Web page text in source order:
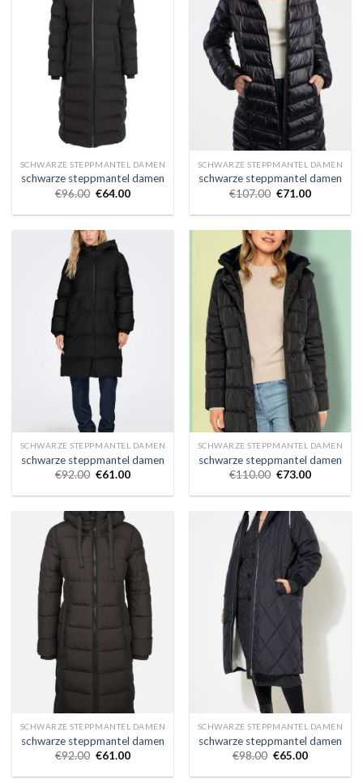
SCHWARZE STEPPMANTEL DAMEN
schwarze steppmantel damen
€96.00 €64.00
SCHWARZE STEPPMANTEL DAMEN
schwarze steppmantel damen
€107.00 €71.00
SCHWARZE STEPPMANTEL DAMEN
schwarze steppmantel damen
€92.00 €61.00
SCHWARZE STEPPMANTEL DAMEN
schwarze steppmantel damen
€110.00 €73.00
SCHWARZE STEPPMANTEL DAMEN
schwarze steppmantel damen
€92.00 €61.00
SCHWARZE STEPPMANTEL DAMEN
schwarze steppmantel damen
€98.00 €65.00